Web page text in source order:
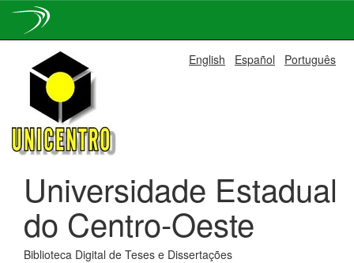
navigation
English Español Português
Universidade Estadual
do Centro-Oeste
Biblioteca Digital de Teses e Dissertações